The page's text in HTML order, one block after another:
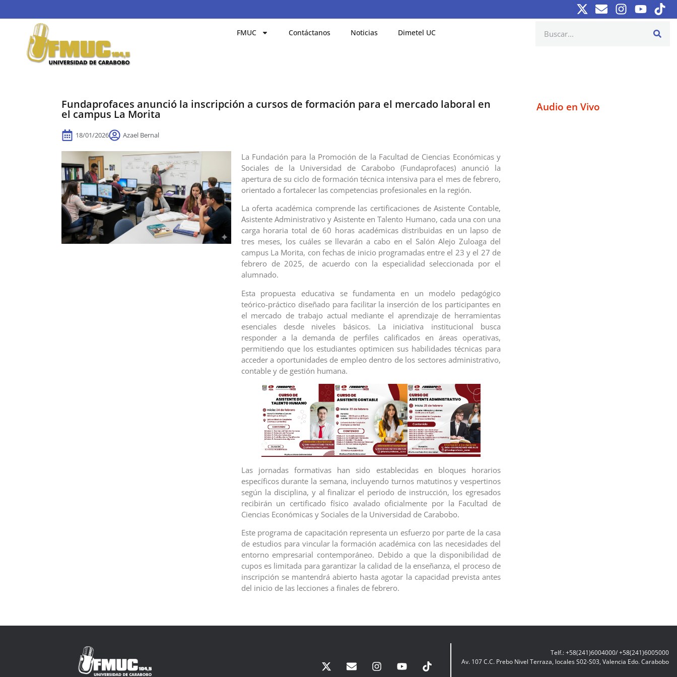
FMUC Contáctanos Noticias Dimetel UC
Fundaprofaces anunció la inscripción a cursos de formación para el mercado laboral en
el campus La Morita
18/01/2026 Azael Bernal
La Fundación para la Promoción de la Facultad de Ciencias Económicas y
Sociales de la Universidad de Carabobo (Fundaprofaces) anunció la
apertura de su ciclo de formación técnica intensiva para el mes de febrero,
orientado a fortalecer las competencias profesionales en la región.
La oferta académica comprende las certificaciones de Asistente Contable,
Asistente Administrativo y Asistente en Talento Humano, cada una con una
carga horaria total de 60 horas académicas distribuidas en un lapso de
tres meses, los cuáles se llevarán a cabo en el Salón Alejo Zuloaga del
campus La Morita, con fechas de inicio programadas entre el 23 y el 27 de
febrero de 2025, de acuerdo con la especialidad seleccionada por el
alumnado.
Esta propuesta educativa se fundamenta en un modelo pedagógico
teórico-práctico diseñado para facilitar la inserción de los participantes en
el mercado de trabajo actual mediante el aprendizaje de herramientas
esenciales desde niveles básicos. La iniciativa institucional busca
responder a la demanda de perfiles calificados en áreas operativas,
permitiendo que los estudiantes optimicen sus habilidades técnicas para
acceder a oportunidades de empleo dentro de los sectores administrativo,
contable y de gestión humana.
Las jornadas formativas han sido establecidas en bloques horarios
específicos durante la semana, incluyendo turnos matutinos y vespertinos
según la disciplina, y al finalizar el periodo de instrucción, los egresados
recibirán un certificado físico avalado oficialmente por la Facultad de
Ciencias Económicas y Sociales de la Universidad de Carabobo.
Este programa de capacitación representa un esfuerzo por parte de la casa
de estudios para vincular la formación académica con las necesidades del
entorno empresarial contemporáneo. Debido a que la disponibilidad de
cupos es limitada para garantizar la calidad de la enseñanza, el proceso de
inscripción se mantendrá abierto hasta agotar la capacidad prevista antes
del inicio de las lecciones a finales de febrero.
Audio en Vivo
Telf.: +58(241)6004000/ +58(241)6005000
Av. 107 C.C. Prebo Nivel Terraza, locales S02-S03, Valencia Edo. Carabobo